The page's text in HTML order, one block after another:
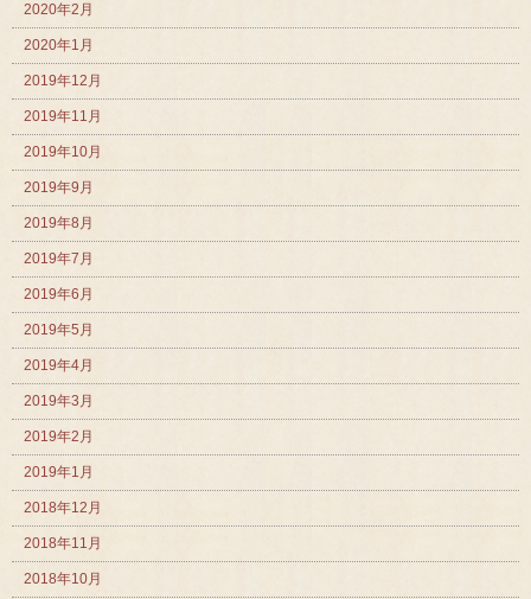
2020年2月
2020年1月
2019年12月
2019年11月
2019年10月
2019年9月
2019年8月
2019年7月
2019年6月
2019年5月
2019年4月
2019年3月
2019年2月
2019年1月
2018年12月
2018年11月
2018年10月